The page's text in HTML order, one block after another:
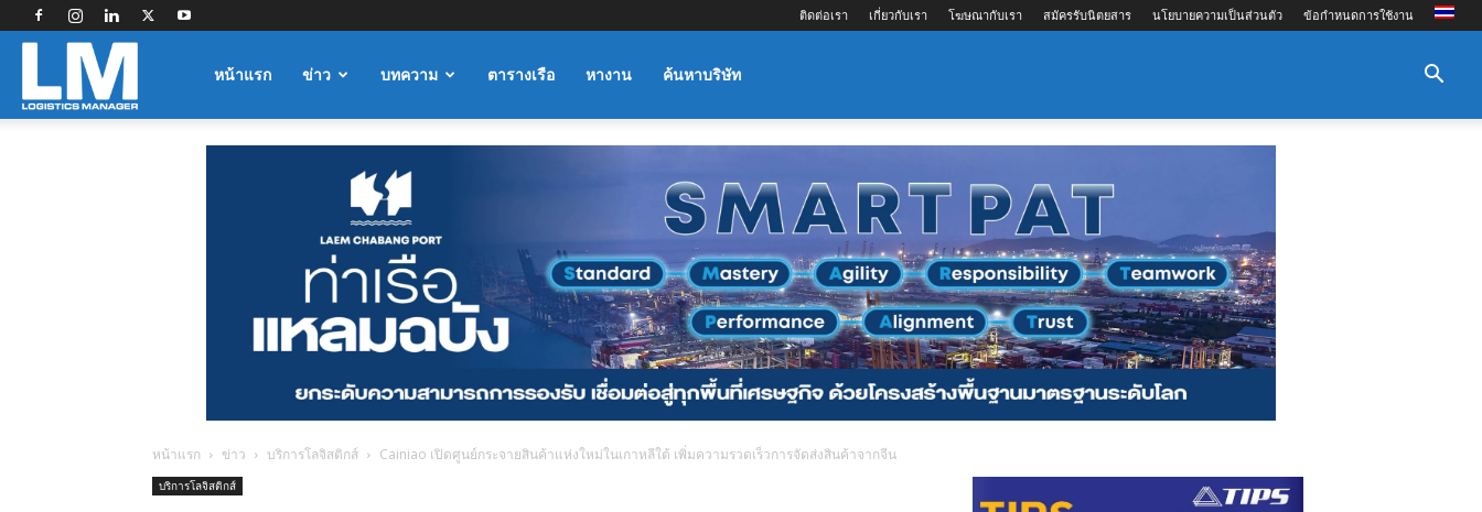
ติดต่อเรา เกี่ยวกับเรา โฆษณากับเรา สมัครรับนิตยสาร นโยบายความเป็นส่วนตัว ข้อกำหนดการใช้งาน
Logisticsหน้าแรก ข่าว บทความ ตารางเรือ หางาน ค้นหาบริษัท
หน้าแรก ข่าว บริการโลจิสติกส์ Cainiao เปิดศูนย์กระจายสินค้าแห่งใหม่ในเกาหลีใต้ เพิ่มความรวดเร็วการจัดส่งสินค้าจากจีน
บริการโลจิสติกส์